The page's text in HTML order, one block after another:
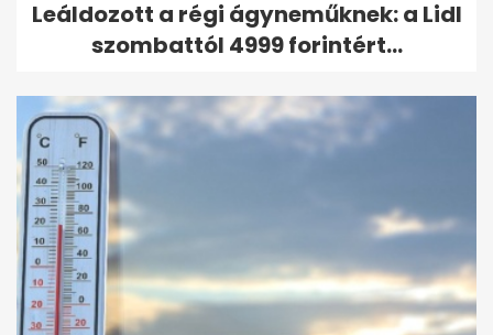
Leáldozott a régi ágyneműknek: a Lidl
szombattól 4999 forintért...